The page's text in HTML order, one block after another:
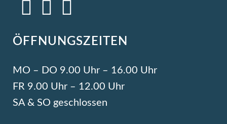
ÖFFNUNGSZEITEN
MO – DO 9.00 Uhr – 16.00 Uhr
FR 9.00 Uhr – 12.00 Uhr
SA & SO geschlossen